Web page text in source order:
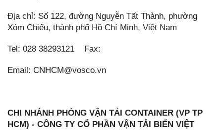
Địa chỉ: Số 122, đường Nguyễn Tất Thành, phường
Xóm Chiếu, thành phố Hồ Chí Minh, Việt Nam
Tel: 028 38293121 Fax:
Email: CNHCM@vosco.vn
CHI NHÁNH PHÒNG VẬN TẢI CONTAINER (VP TP
HCM) - CÔNG TY CỔ PHẦN VẬN TẢI BIỂN VIỆT